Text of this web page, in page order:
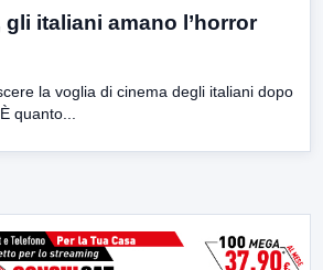
gli italiani amano l’horror
la voglia di cinema degli italiani dopo
quanto...